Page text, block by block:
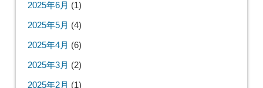
2025年6月 (1)
2025年5月 (4)
2025年4月 (6)
2025年3月 (2)
2025年2月 (1)